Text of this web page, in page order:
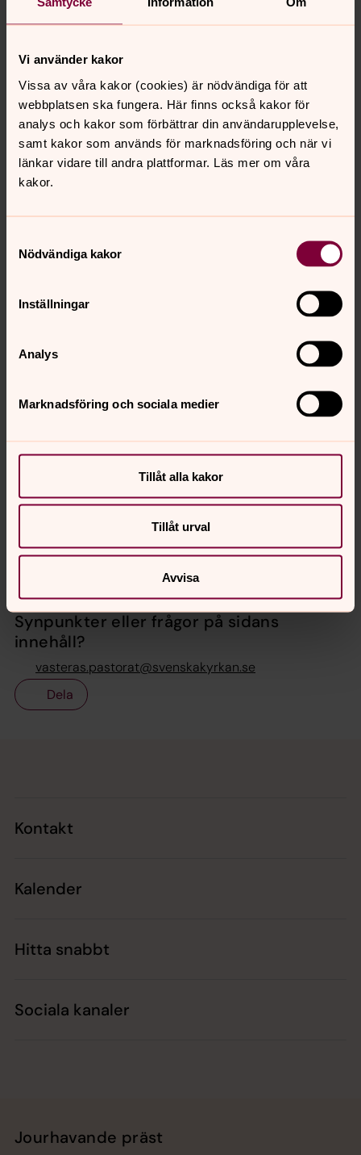
Vi använder kakor
Vissa av våra kakor (cookies) är nödvändiga för att
webbplatsen ska fungera. Här finns också kakor för
analys och kakor som förbättrar din användarupplevelse,
samt kakor som används för marknadsföring och när vi
länkar vidare till andra plattformar. Läs mer om våra
kakor.
Nödvändiga kakor
Inställningar
Analys
Marknadsföring och sociala medier
Tillåt alla kakor
Tillåt urval
Avvisa
kommer en lummig lund att anläggas för besökare. De
kapell som idag finns på Hovdestalund påverkas inte av
- Det känns självklart bra att vi nu kommit så långt att
ett beslut har fattats, säger kyrkogårdschef Eva Carlin.
Dock återstår ett antal steg innan vi kan sätta spaden i
marken. Bland annat ska vi nu ha en fortsatt dialog med
olika myndigheter.
- Planen i nuläget är att det nya krematoriet med nya
under år 2025. Hela investeringen beräknas bli färdig
genomförs i etapper och beräknas pågå över fem år
Senast ändrad 17 november 2021
Synpunkter eller frågor på sidans
innehåll?
vasteras.pastorat@svenskakyrkan.se
Dela
Kontakt
Kalender
Hitta snabbt
Sociala kanaler
Jourhavande präst